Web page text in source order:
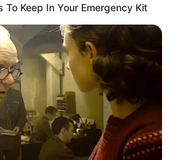
To Keep In Your Emergency Kit